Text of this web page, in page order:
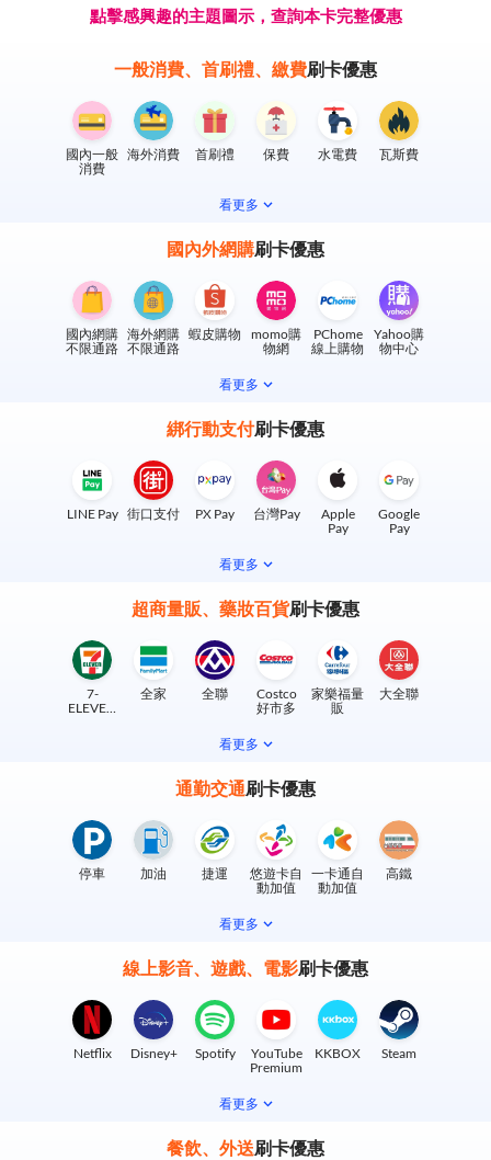
點擊感興趣的主題圖示，查詢本卡完整優惠
一般消費、首刷禮、繳費刷卡優惠
國內一般
消費
海外消費 首刷禮 保費 水電費 瓦斯費
看更多
國內外網購刷卡優惠
國內網購
不限通路
海外網購
不限通路
蝦皮購物
momo購
物網
PChome
線上購物
Yahoo購
物中心
看更多
綁行動支付刷卡優惠
LINE Pay 街口支付 PX Pay 台灣Pay
Apple
Pay
Google
Pay
看更多
超商量販、藥妝百貨刷卡優惠
7-
ELEVEN
全家 全聯
Costco
好市多
家樂福量
販
大全聯
看更多
通勤交通刷卡優惠
停車 加油 捷運
悠遊卡自
動加值
一卡通自
動加值
高鐵
看更多
線上影音、遊戲、電影刷卡優惠
Netflix Disney+ Spotify
YouTube
Premium
KKBOX Steam
看更多
餐飲、外送刷卡優惠